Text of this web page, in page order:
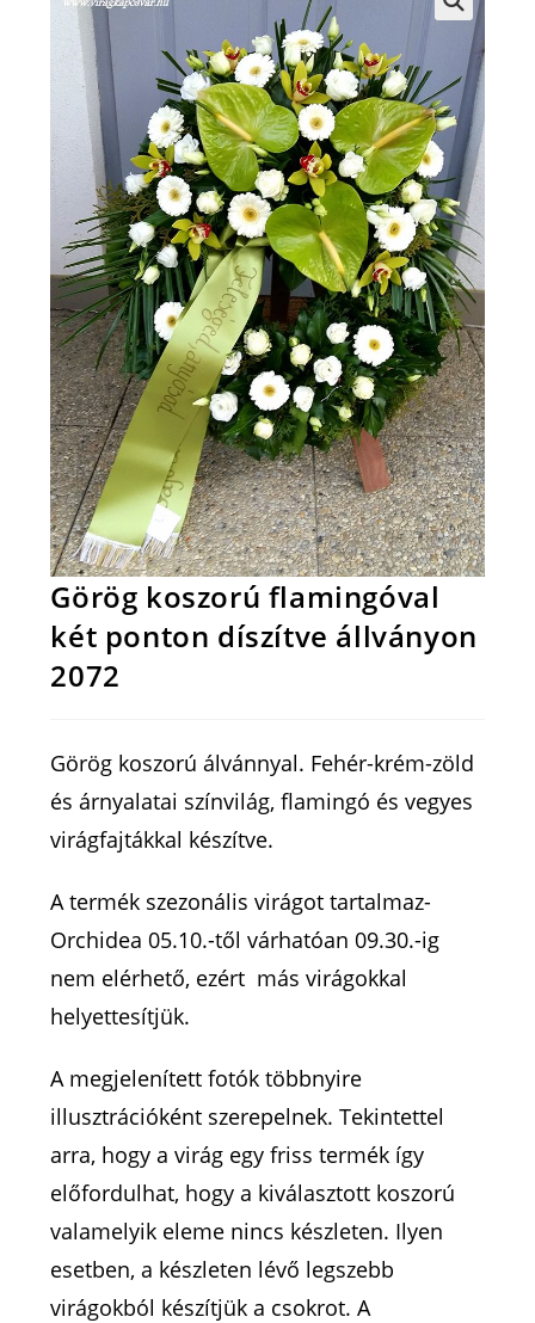
Görög koszorú flamingóval
két ponton díszítve állványon
2072
Görög koszorú álvánnyal. Fehér-krém-zöld
és árnyalatai színvilág, flamingó és vegyes
virágfajtákkal készítve.
A termék szezonális virágot tartalmaz-
Orchidea 05.10.-től várhatóan 09.30.-ig
nem elérhető, ezért más virágokkal
helyettesítjük.
A megjelenített fotók többnyire
illusztrációként szerepelnek. Tekintettel
arra, hogy a virág egy friss termék így
előfordulhat, hogy a kiválasztott koszorú
valamelyik eleme nincs készleten. Ilyen
esetben, a készleten lévő legszebb
virágokból készítjük a csokrot. A